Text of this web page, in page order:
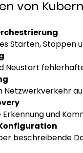
von
Starten, Stoppen
Neustart
Netzwerkverkehr
und
beschreibende